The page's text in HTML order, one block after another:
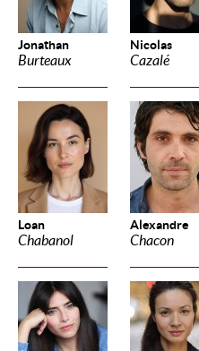
Jonathan
Burteaux
Nicolas
Cazalé
Loan
Chabanol
Alexandre
Chacon